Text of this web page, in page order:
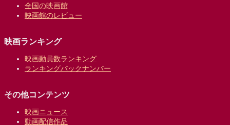
全国の映画館
映画館のレビュー
映画ランキング
映画動員数ランキング
ランキングバックナンバー
その他コンテンツ
映画ニュース
動画配信作品